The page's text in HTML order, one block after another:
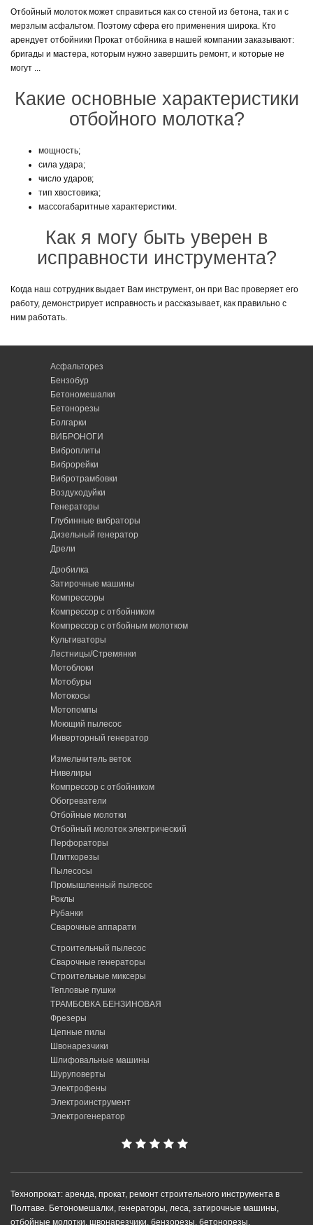
электрические;
бензиновые
пневматические
Электрические — более популярный вариант среди всех, так как
молотков легко поддается ремонту. Прокат такого инструмента выгоден
для любых типов работ. Аренда отбойных молотков может
осуществляться на любой срок, а главное преимущество в том, что цена
когда вам для проведения непостоянных или сезонных работ.
Взять отбойный молотк напрокат
В компании «Технопрокат» в Полтаве, вам понадобятся лишь несколько
обратный звонок. Наш менеджер перезвонит вам в ближайшие минуты
для уточнения всех деталей и подробной консультации. Или же, вы
можете позвонить нам по номерам:(066) 65-000-94; (097) 55-00-266;
от дней услуги. На всю специализированную технику предоставляются
документы и гарантии.
Отбойный молоток может справиться как со стеной из бетона, так и с
мерзлым асфальтом. Поэтому сфера его применения широка. Кто
арендует отбойники Прокат отбойника в нашей компании заказывают:
бригады и мастера, которым нужно завершить ремонт, и которые не
могут ...
Какие основные характеристики
отбойного молотка?
мощность;
сила удара;
число ударов;
тип хвостовика;
массогабаритные характеристики.
Как я могу быть уверен в
исправности инструмента?
Когда наш сотрудник выдает Вам инструмент, он при Вас проверяет его
работу, демонстрирует исправность и рассказывает, как правильно с
ним работать.
Асфальторез
Бензобур
Бетономешалки
Бетонорезы
Болгарки
ВИБРОНОГИ
Виброплиты
Виброрейки
Вибротрамбовки
Воздуходуйки
Генераторы
Глубинные вибраторы
Дизельный генератор
Дрели
Дробилка
Затирочные машины
Компрессоры
Компрессор с отбойником
Компрессор с отбойным молотком
Культиваторы
Лестницы/Стремянки
Мотоблоки
Мотобуры
Мотокосы
Мотопомпы
Моющий пылесос
Инверторный генератор
Измельчитель веток
Нивелиры
Компрессор с отбойником
Обогреватели
Отбойные молотки
Отбойный молоток электрический
Перфораторы
Плиткорезы
Пылесосы
Промышленный пылесос
Роклы
Рубанки
Сварочные аппарати
Строительный пылесос
Сварочные генераторы
Строительные миксеры
Тепловые пушки
ТРАМБОВКА БЕНЗИНОВАЯ
Фрезеры
Цепные пилы
Швонарезчики
Шлифовальные машины
Шуруповерты
Электрофены
Электроинструмент
Электрогенератор
Технопрокат: аренда, прокат, ремонт строительного инструмента в
Полтаве. Бетономешалки, генераторы, леса, затирочные машины,
отбойные молотки, швонарезчики, бензорезы, бетонорезы,